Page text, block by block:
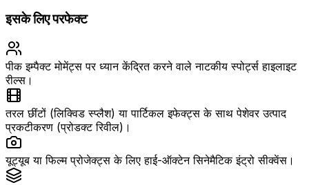
इसके लिए परफेक्ट
पीक इम्पैक्ट मोमेंट्स पर ध्यान केंद्रित करने वाले नाटकीय स्पोर्ट्स हाइलाइट
रील्स।
तरल छींटों (लिक्विड स्प्लैश) या पार्टिकल इफेक्ट्स के साथ पेशेवर उत्पाद
प्रकटीकरण (प्रोडक्ट रिवील)।
यूट्यूब या फिल्म प्रोजेक्ट्स के लिए हाई-ऑक्टेन सिनेमैटिक इंट्रो सीक्वेंस।